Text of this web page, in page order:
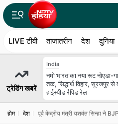
LIVE टीवी ताजातरीन देश दुनिया
ट्रेडिंग खबरें
India
नमो भारत का नया रूट नोएडा-
तक, सिद्धार्थ विहार, सूरजपुर
हाईस्पीड रैपिड रेल
होम देश पूर्व केंद्रीय मंत्री यशवंत सिन्हा ने